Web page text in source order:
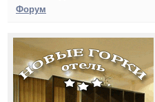
Форум